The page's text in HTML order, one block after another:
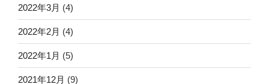
2022年3月 (4)
2022年2月 (4)
2022年1月 (5)
2021年12月 (9)